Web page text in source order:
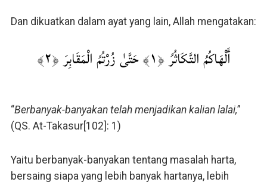
Dan dikuatkan dalam ayat yang lain, Allah mengatakan:
أَلْهَاكُمُ التَّكَاثُرُ ‎﴿١﴾‏ حَتَّىٰ زُرْتُمُ الْمَقَابِرَ ‎﴿٢﴾‏
“Berbanyak-banyakan telah menjadikan kalian lalai,”
(QS. At-Takasur[102]: 1)
Yaitu berbanyak-banyakan tentang masalah harta,
bersaing siapa yang lebih banyak hartanya, lebih